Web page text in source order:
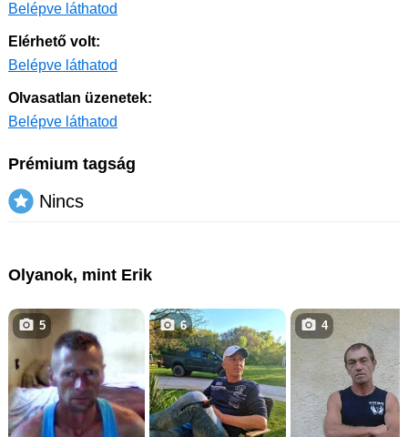
Belépve láthatod
Elérhető volt:
Belépve láthatod
Olvasatlan üzenetek:
Belépve láthatod
Prémium tagság
Nincs
Olyanok, mint Erik
5 6 4